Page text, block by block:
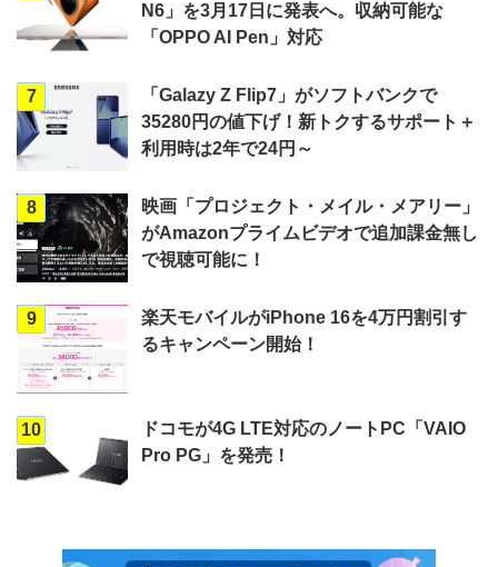
N6」を3月17日に発表へ。収納可能な
「OPPO AI Pen」対応
7
「Galazy Z Flip7」がソフトバンクで
35280円の値下げ！新トクするサポート＋
利用時は2年で24円～
8
映画「プロジェクト・メイル・メアリー」
がAmazonプライムビデオで追加課金無し
で視聴可能に！
9
楽天モバイルがiPhone 16を4万円割引す
るキャンペーン開始！
10
ドコモが4G LTE対応のノートPC「VAIO
Pro PG」を発売！